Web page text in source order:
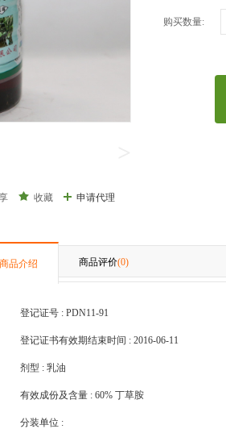
收藏 申请代理
购买数量:
商品介绍 商品评价(0)
登记证号 : PDN11-91
登记证书有效期结束时间 : 2016-06-11
剂型 : 乳油
有效成份及含量 : 60% 丁草胺
分装单位 :